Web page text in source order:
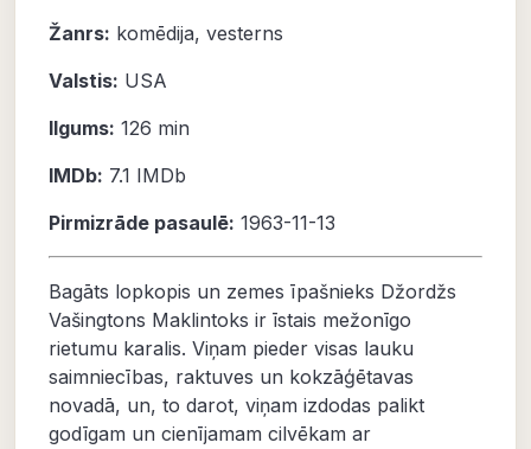
Žanrs: komēdija, vesterns
Valstis: USA
Ilgums: 126 min
IMDb: 7.1 IMDb
Pirmizrāde pasaulē: 1963-11-13
Bagāts lopkopis un zemes īpašnieks Džordžs
Vašingtons Maklintoks ir īstais mežonīgo
rietumu karalis. Viņam pieder visas lauku
saimniecības, raktuves un kokzāģētavas
novadā, un, to darot, viņam izdodas palikt
godīgam un cienījamam cilvēkam ar